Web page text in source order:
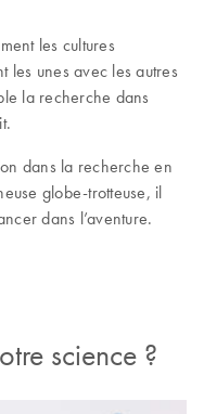
les cultures
les unes avec les autres
la recherche dans
dans la recherche en
globe-trotteuse, il
dans l’aventure.
science ?